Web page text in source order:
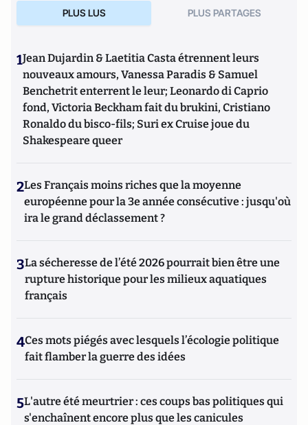
PLUS LUS PLUS PARTAGES
1Jean Dujardin & Laetitia Casta étrennent leurs
nouveaux amours, Vanessa Paradis & Samuel
Benchetrit enterrent le leur; Leonardo di Caprio
fond, Victoria Beckham fait du brukini, Cristiano
Ronaldo du bisco-fils; Suri ex Cruise joue du
Shakespeare queer
2Les Français moins riches que la moyenne
européenne pour la 3e année consécutive : jusqu'où
ira le grand déclassement ?
3La sécheresse de l’été 2026 pourrait bien être une
rupture historique pour les milieux aquatiques
français
4Ces mots piégés avec lesquels l’écologie politique
fait flamber la guerre des idées
5L'autre été meurtrier : ces coups bas politiques qui
s'enchaînent encore plus que les canicules